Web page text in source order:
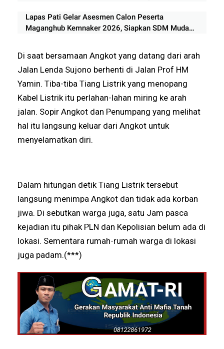
Lapas Pati Gelar Asesmen Calon Peserta
Maganghub Kemnaker 2026, Siapkan SDM Muda
Di saat bersamaan Angkot yang datang dari arah
Jalan Lenda Sujono berhenti di Jalan Prof HM
Yamin. Tiba-tiba Tiang Listrik yang menopang
Kabel Listrik itu perlahan-lahan miring ke arah
jalan. Sopir Angkot dan Penumpang yang melihat
hal itu langsung keluar dari Angkot untuk
menyelamatkan diri.
Dalam hitungan detik Tiang Listrik tersebut
langsung menimpa Angkot dan tidak ada korban
jiwa. Di sebutkan warga juga, satu Jam pasca
kejadian itu pihak PLN dan Kepolisian belum ada di
lokasi. Sementara rumah-rumah warga di lokasi
juga padam.(***)